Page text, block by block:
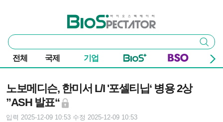
바이오스펙테이터
통
합
검
색
검색
전체 국제 기업
노보메디슨, 한미서 L/I '포셀티닙‘ 병용 2상
”ASH 발표“
입력 2025-12-09 10:53 수정 2025-12-09 10:53